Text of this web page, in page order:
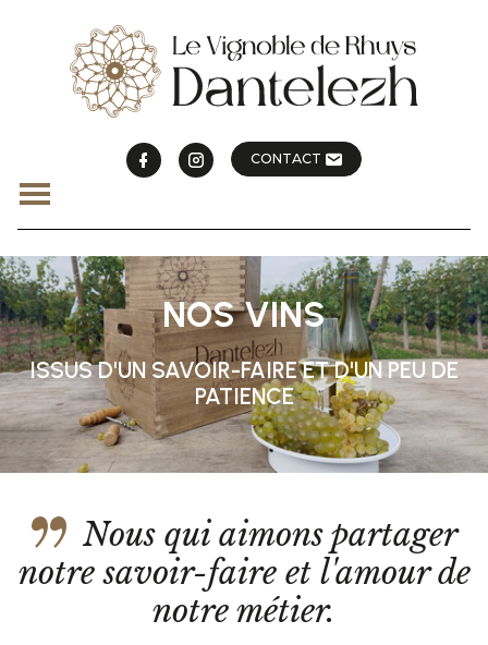
CONTACT
NOS VINS
ISSUS D'UN SAVOIR-FAIRE ET D'UN PEU DE
PATIENCE
Nous qui aimons partager
notre savoir-faire et l'amour de
notre métier.